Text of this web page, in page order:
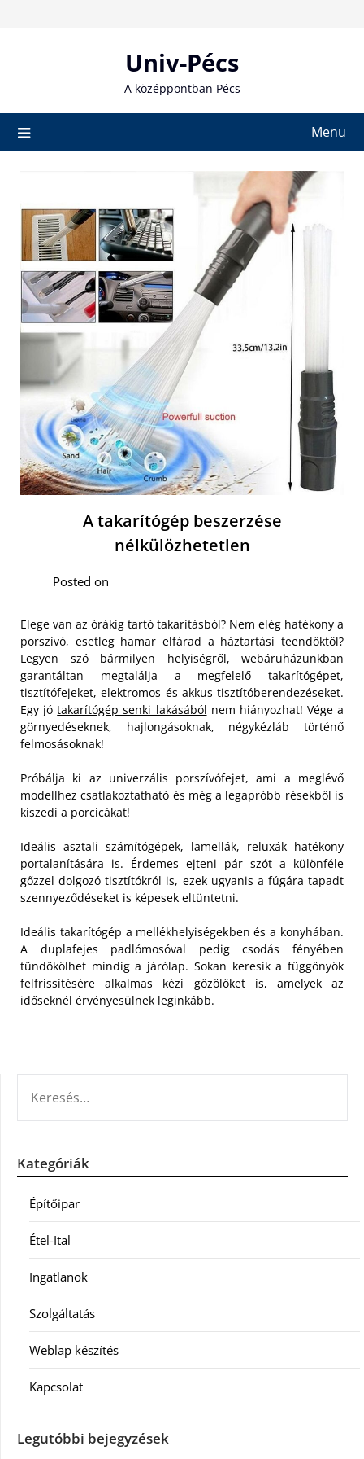
Univ-Pécs
A középpontban Pécs
Menu
A takarítógép beszerzése
nélkülözhetetlen
Posted on
Elege van az órákig tartó takarításból? Nem elég hatékony a
porszívó, esetleg hamar elfárad a háztartási teendőktől?
Legyen szó bármilyen helyiségről, webáruházunkban
garantáltan megtalálja a megfelelő takarítógépet,
tisztítófejeket, elektromos és akkus tisztítóberendezéseket.
Egy jótakarítógép senki lakásából nem hiányozhat! Vége a
görnyedéseknek, hajlongásoknak, négykézláb történő
felmosásoknak!
Próbálja ki az univerzális porszívófejet, ami a meglévő
modellhez csatlakoztatható és még a legapróbb résekből is
kiszedi a porcicákat!
Ideális asztali számítógépek, lamellák, reluxák hatékony
portalanítására is. Érdemes ejteni pár szót a különféle
gőzzel dolgozó tisztítókról is, ezek ugyanis a fúgára tapadt
szennyeződéseket is képesek eltüntetni.
Ideális takarítógép a mellékhelyiségekben és a konyhában.
A duplafejes padlómosóval pedig csodás fényében
tündökölhet mindig a járólap. Sokan keresik a függönyök
felfrissítésére alkalmas kézi gőzölőket is, amelyek az
időseknél érvényesülnek leginkább.
Kategóriák
Építőipar
Étel-Ital
Ingatlanok
Szolgáltatás
Weblap készítés
Kapcsolat
Legutóbbi bejegyzések